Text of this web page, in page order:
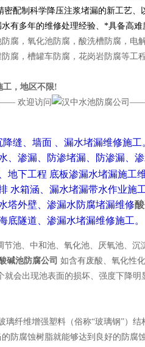
配制科学降压注浆堵漏的新工艺
有多年的维修处理经验、*具备高难
腐，氧化池防腐，酸洗槽防腐，电
腐，槽罐车防腐，花岗岩防腐等工
，地区不限!
缝、墙面 、漏水堵漏维修施工
渗漏、防渗堵漏、
防渗漏、
地下工程 底板渗漏水堵漏施工维
水箱涵、漏水堵漏带水作业施工
塔外壁、渗漏水防腐堵漏维修
底隧道、渗漏水堵漏维修施工。
池、中和池、氧化池、厌氧池、
碱池防腐公司 如含有废酸、氧化性
会出现池表面的损坏、强度下降
纤维增强塑料（俗称“玻璃钢”）
防腐蚀树脂就能够达到良好的防腐